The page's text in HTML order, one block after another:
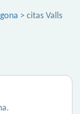
> citas Valls